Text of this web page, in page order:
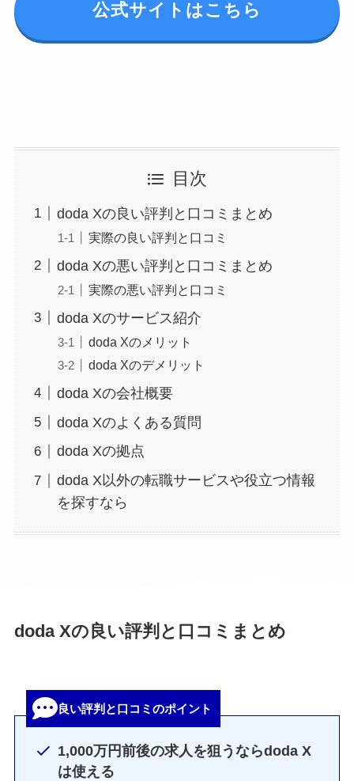
公式サイトはこちら
目次
doda Xの良い評判と口コミまとめ
実際の良い評判と口コミ
doda Xの悪い評判と口コミまとめ
実際の悪い評判と口コミ
doda Xのサービス紹介
doda Xのメリット
doda Xのデメリット
doda Xの会社概要
doda Xのよくある質問
doda Xの拠点
doda X以外の転職サービスや役立つ情報
を探すなら
doda Xの良い評判と口コミまとめ
良い評判と口コミのポイント
1,000万円前後の求人を狙うならdoda X
は使える